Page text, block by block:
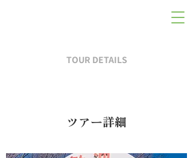
TOUR DETAILS
ツアー詳細